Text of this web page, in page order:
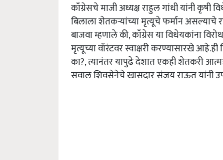
काँग्रेसचे माजी अध्यक्ष राहुल गांधी यांनी कृषी
बिलाला शेतकऱ्यांच्या मृत्यूचे फर्मान असल्याचे
बाजवा म्हणाले की, काँग्रेस या विधेयकांना
मृत्यूच्या वॉरंटवर स्वाक्षरी करण्यासारखे
का?, त्यानंतर यापुढे देशात एकही शेतकरी
सवाल शिवसेनेचे खासदार संजय राऊत यांनी